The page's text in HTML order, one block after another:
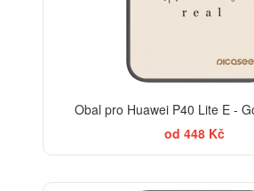
Obal pro Huawei P40 Lite E -
od 448 Kč